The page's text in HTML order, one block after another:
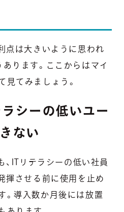
点は大きいように思われ
あります。ここからはマイ
見てみましょう。
シーの低いユー
ない
、ITリテラシーの低い社員
揮させる前に使用を止め
。導入数か月後には放置